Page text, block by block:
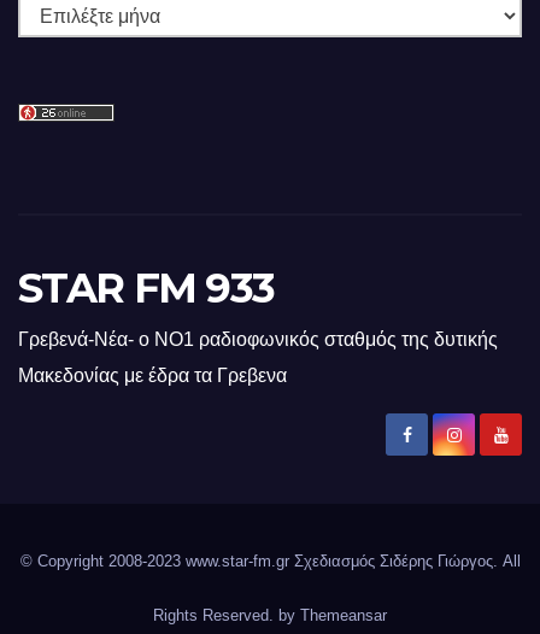
Ιστορικό
STAR FM 933
Γρεβενά-Νέα- ο ΝΟ1 ραδιοφωνικός σταθμός της δυτικής
Μακεδονίας με έδρα τα Γρεβενα
© Copyright 2008-2023 www.star-fm.gr Σχεδιασμός Σιδέρης Γιώργος. All
Rights Reserved. by Themeansar